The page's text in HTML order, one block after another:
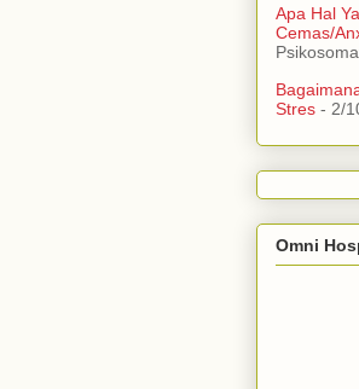
Apa Hal
Cemas/
Stres - 2/
Omni